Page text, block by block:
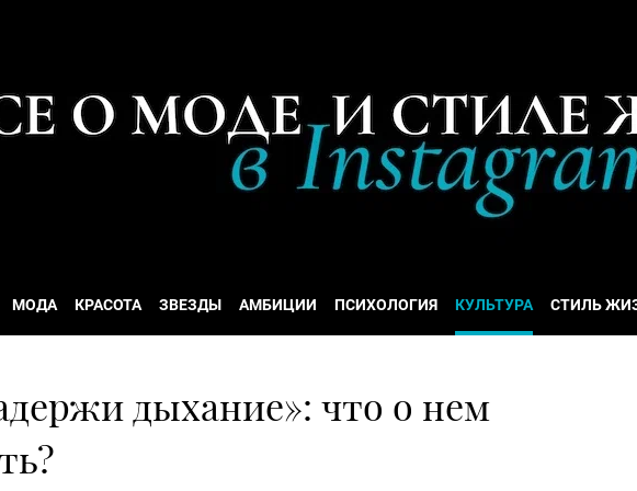
МОДА КРАСОТА ЗВЕЗДЫ АМБИЦИИ ПСИХОЛОГИЯ КУЛЬТУРА СТИЛЬ
дыхание»: что о нем